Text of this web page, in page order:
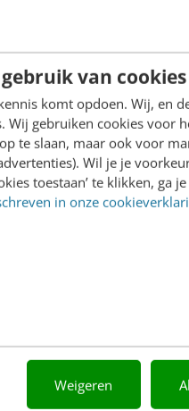
van cookies
komt opdoen. Wij, en
Wij gebruiken cookies voor
te slaan, maar ook voor
Wil je je
toestaan’ te klikken, ga
in onze
Weigeren
en de
de
De 5 AI-
kijken in 2019
De interesse in
intelligence (AI)
hoogtepunt. In